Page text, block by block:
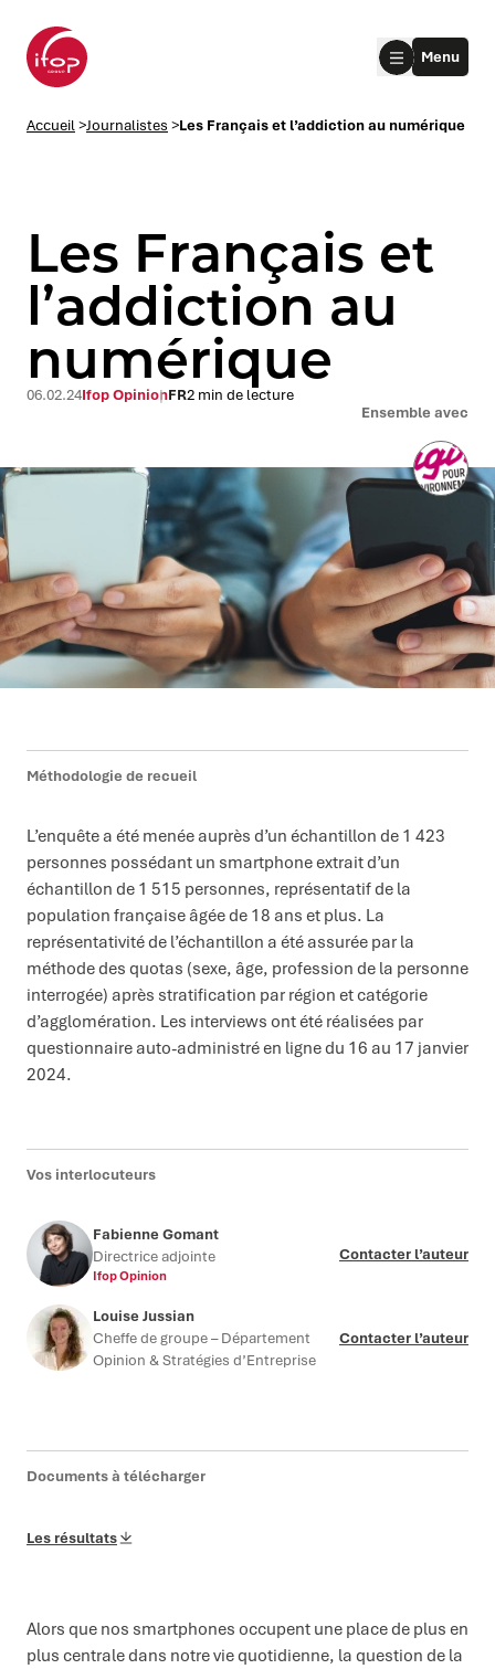
submenu
Menu
Accueil>Journalistes >Les Français et l’addiction au numérique
Les Français et
l’addiction au
numérique
Ensemble avec
06.02.24Ifop OpinionFR2 min de lecture
Méthodologie de recueil
L’enquête a été menée auprès d’un échantillon de 1 423
personnes possédant un smartphone extrait d’un
échantillon de 1 515 personnes, représentatif de la
population française âgée de 18 ans et plus. La
représentativité de l’échantillon a été assurée par la
méthode des quotas (sexe, âge, profession de la personne
interrogée) après stratification par région et catégorie
d’agglomération. Les interviews ont été réalisées par
questionnaire auto-administré en ligne du 16 au 17 janvier
2024.
Vos interlocuteurs
Fabienne Gomant
Directrice adjointe
Ifop Opinion
Contacter l’auteur
Louise Jussian
Cheffe de groupe – Département
Opinion & Stratégies d’Entreprise
Contacter l’auteur
Documents à télécharger
Les résultats
Alors que nos smartphones occupent une place de plus en
plus centrale dans notre vie quotidienne, la question de la